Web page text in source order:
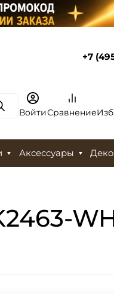
+7
ВойтиСравнение
Аксессуары